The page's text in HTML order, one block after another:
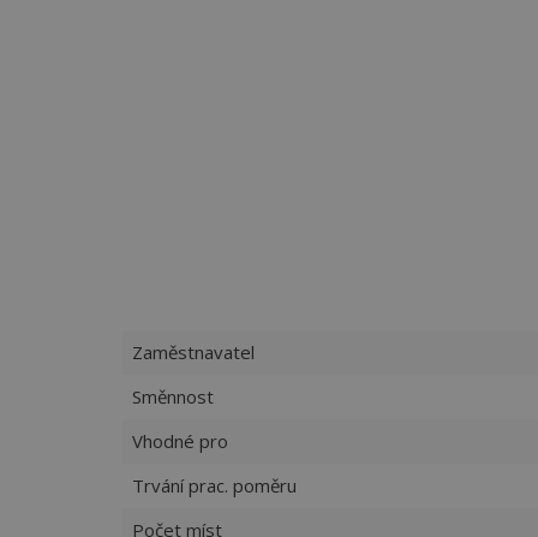
Zaměstnavatel
Směnnost
Vhodné pro
Trvání prac. poměru
Počet míst